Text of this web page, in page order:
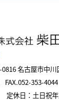
0816 名古屋市中
FAX.052-353-
定休日：土日祝